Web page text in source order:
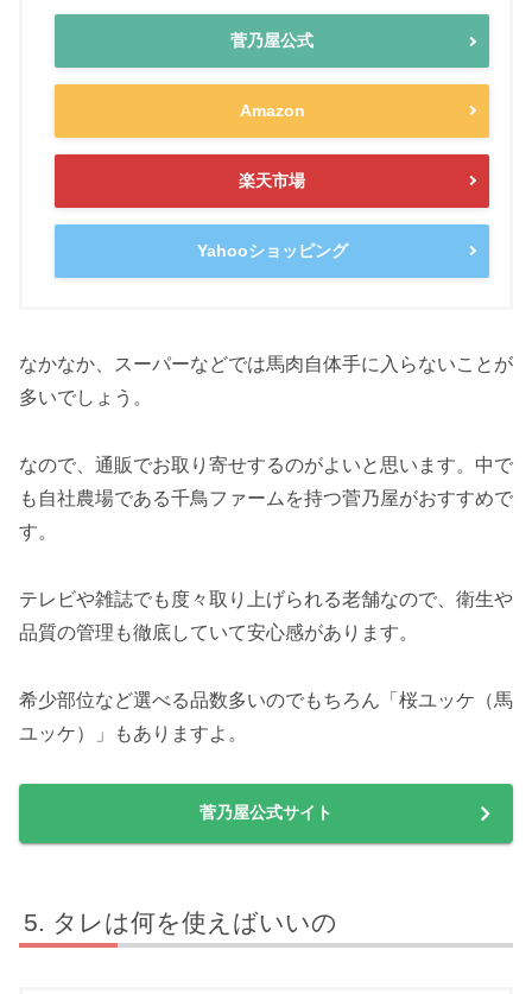
菅乃屋公式
Amazon
楽天市場
Yahooショッピング
なかなか、スーパーなどでは馬肉自体手に入らないことが
多いでしょう。
なので、通販でお取り寄せするのがよいと思います。中で
も自社農場である千鳥ファームを持つ菅乃屋がおすすめで
す。
テレビや雑誌でも度々取り上げられる老舗なので、衛生や
品質の管理も徹底していて安心感があります。
希少部位など選べる品数多いのでもちろん「桜ユッケ（馬
ユッケ）」もありますよ。
菅乃屋公式サイト
タレは何を使えばいいの